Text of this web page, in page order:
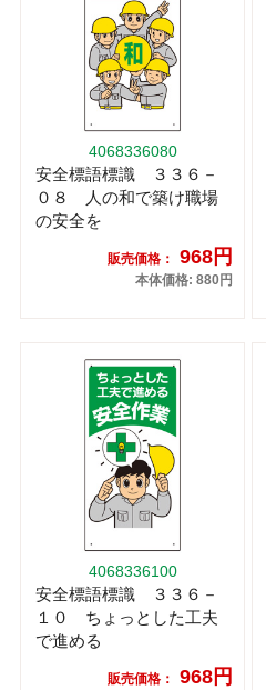
4068336080
安全標語標識 ３３６－
０８ 人の和で築け職場
の安全を
販売価格： 968円
本体価格: 880円
4068336100
安全標語標識 ３３６－
１０ ちょっとした工夫
で進める
販売価格： 968円